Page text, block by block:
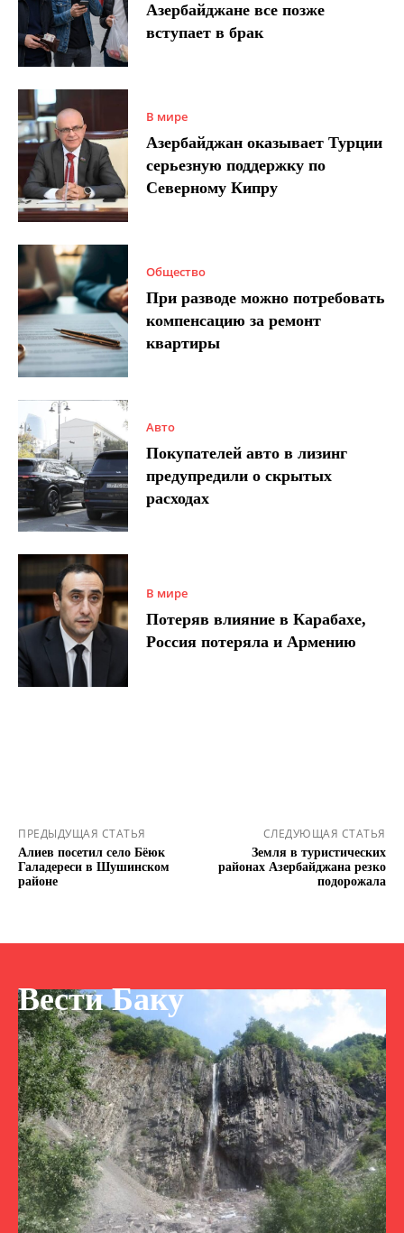
Азербайджане все позже
вступает в брак
В мире
Азербайджан оказывает Турции
серьезную поддержку по
Северному Кипру
Общество
При разводе можно потребовать
компенсацию за ремонт
квартиры
Авто
Покупателей авто в лизинг
предупредили о скрытых
расходах
В мире
Потеряв влияние в Карабахе,
Россия потеряла и Армению
ПРЕДЫДУЩАЯ СТАТЬЯ
Алиев посетил село Бёюк
Галадереси в Шушинском
районе
СЛЕДУЮЩАЯ СТАТЬЯ
Земля в туристических
районах Азербайджана резко
подорожала
Вести Баку